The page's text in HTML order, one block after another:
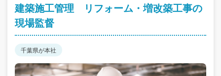
建築施工管理 リフォーム・増改築工事の
現場監督
千葉県が本社